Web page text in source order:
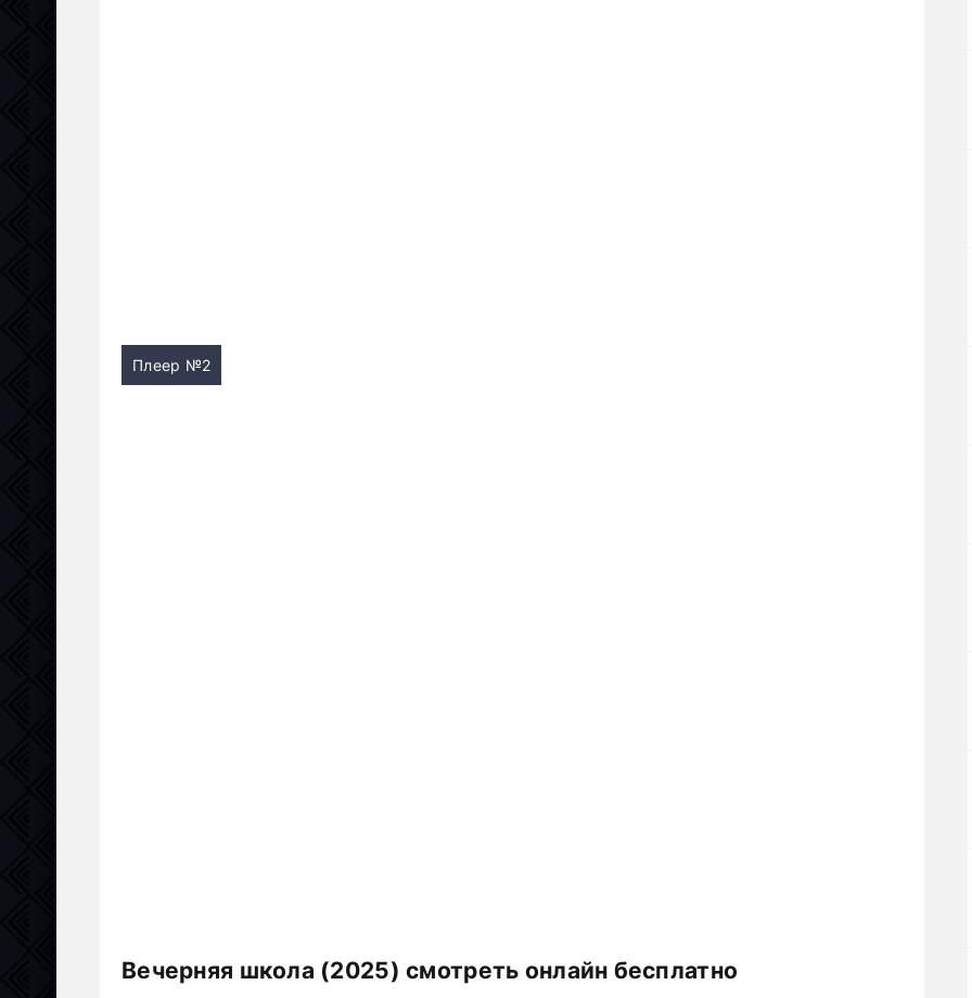
Плеер №2
Вечерняя школа (2025) смотреть онлайн бесплатно